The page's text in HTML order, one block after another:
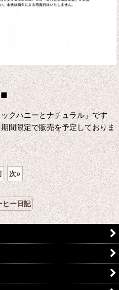
■
クハニーとナチュラル」です
間限定で販売を予定しておりま
次»
ヒー日記